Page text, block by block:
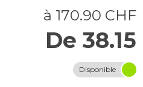
à 170.90 CHF
De 38.15
Disponible